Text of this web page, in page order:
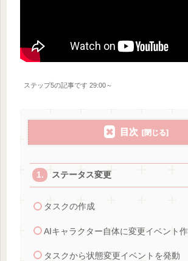
ステップ5の記事です 29:00～
目次
ステータス変更
タスクの作成
AIキャラクター自体に変更イベント
タスクから状態変更イベントを発動